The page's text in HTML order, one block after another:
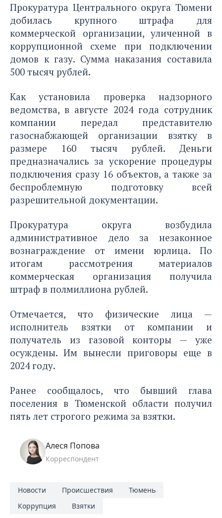
Прокуратура Центрального округа Тюмени
добилась крупного штрафа для
коммерческой организации, уличенной в
коррупционной схеме при подключении
домов к газу. Сумма наказания составила
500 тысяч рублей.
Как установила проверка надзорного
ведомства, в августе 2024 года сотрудник
компании передал представителю
газоснабжающей организации взятку в
размере 160 тысяч рублей. Деньги
предназначались за ускорение процедуры
подключения сразу 16 объектов, а также за
беспроблемную подготовку всей
разрешительной документации.
Прокуратура округа возбудила
административное дело за незаконное
вознаграждение от имени юрлица. По
итогам рассмотрения материалов
коммерческая организация получила
штраф в полмиллиона рублей.
Отмечается, что физические лица —
исполнитель взятки от компании и
получатель из газовой конторы — уже
осуждены. Им вынесли приговоры еще в
2024 году.
Ранее сообщалось, что бывший глава
поселения в Тюменской области получил
пять лет строгого режима за взятки.
Алеся Попова
Корреспондент
Новости Происшествия
Тюмень
Коррупция
Взятки